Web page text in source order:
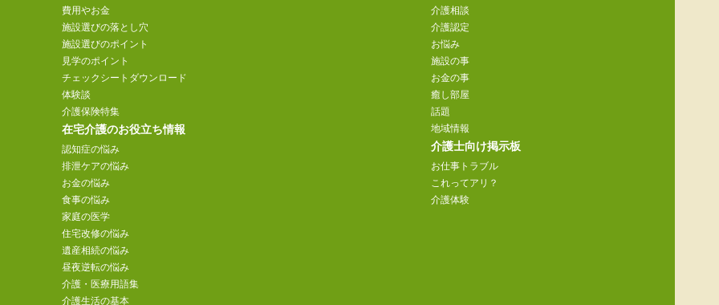
費用やお金
施設選びの落とし穴
施設選びのポイント
見学のポイント
チェックシートダウンロード
体験談
介護保険特集
在宅介護のお役立ち情報
認知症の悩み
排泄ケアの悩み
お金の悩み
食事の悩み
家庭の医学
住宅改修の悩み
遺産相続の悩み
昼夜逆転の悩み
介護・医療用語集
介護生活の基本
介護相談
介護認定
お悩み
施設の事
お金の事
癒し部屋
話題
地域情報
介護士向け掲示板
お仕事トラブル
これってアリ？
介護体験